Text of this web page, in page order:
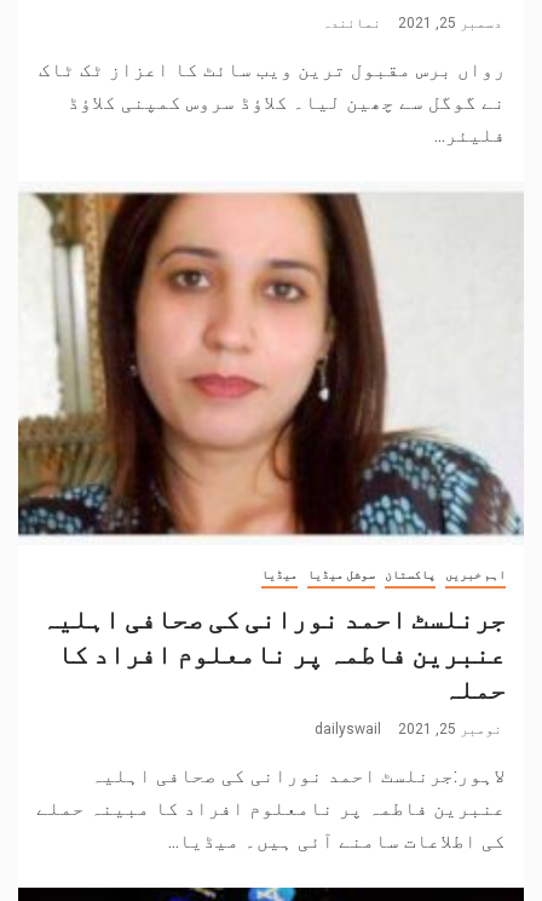
دسمبر 25, 2021 نمائندہ
رواں برس مقبول ترین ویب سائٹ کا اعزاز ٹک ٹاک
نے گوگل سے چھین لیا۔ کلاؤڈ سروس کمپنی کلاؤڈ
فلیئر...
اہم خبریں پاکستان سوشل میڈیا میڈیا
جرنلسٹ احمد نورانی کی صحافی اہلیہ
عنبرین فاطمہ پر نامعلوم افراد کا
حملہ
نومبر 25, 2021 dailyswail
لاہور:جرنلسٹ احمد نورانی کی صحافی اہلیہ
عنبرین فاطمہ پر نامعلوم افراد کا مبینہ حملے
کی اطلاعات سامنے آئی ہیں۔ میڈیا...